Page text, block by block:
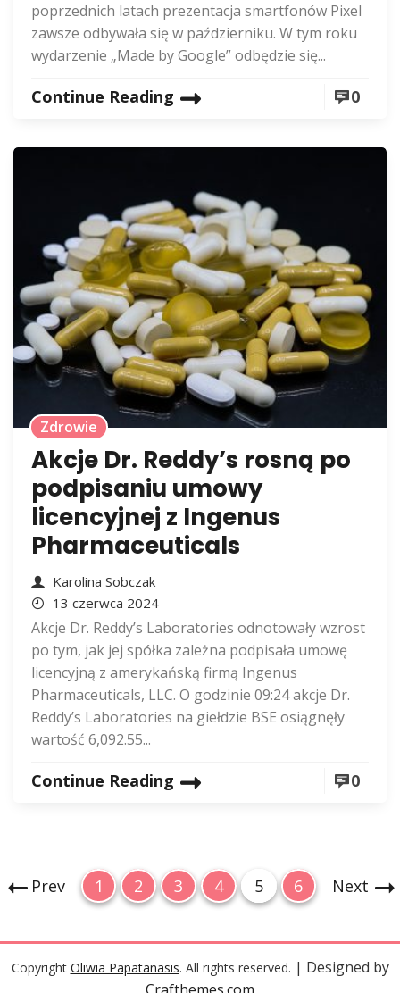
poprzednich latach prezentacja smartfonów Pixel
zawsze odbywała się w październiku. W tym roku
wydarzenie „Made by Google” odbędzie się...
Continue Reading 0
Zdrowie
Akcje Dr. Reddy’s rosną po
podpisaniu umowy
licencyjnej z Ingenus
Pharmaceuticals
Karolina Sobczak
13 czerwca 2024
Akcje Dr. Reddy’s Laboratories odnotowały wzrost
po tym, jak jej spółka zależna podpisała umowę
licencyjną z amerykańską firmą Ingenus
Pharmaceuticals, LLC. O godzinie 09:24 akcje Dr.
Reddy’s Laboratories na giełdzie BSE osiągnęły
wartość 6,092.55...
Continue Reading 0
S
r
o
Prev
P
a
e
1
P
a
e
2
P
a
3
P
a
e
4
P
a
5
P
a
e
6 Next
Copyright Oliwia Papatanasis. All rights reserved. | Designed by